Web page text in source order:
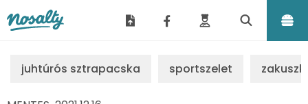
juhtúrós sztrapacska sportszelet